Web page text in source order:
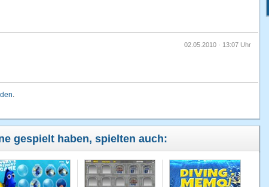
02.05.2010 · 13:07 Uhr
.
gespielt haben, spielten auch: